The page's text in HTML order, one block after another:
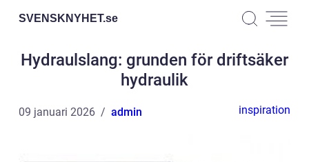
SVENSKNYHET.se
Hydraulslang: grunden för driftsäker
hydraulik
09 januari 2026 admin inspiration